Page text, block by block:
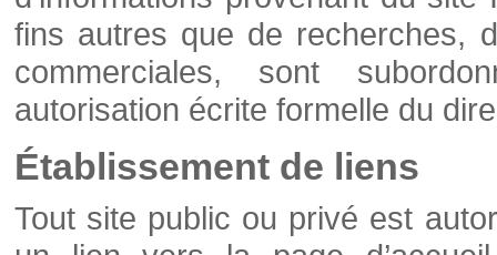
fins autres que de recherches,
commerciales, sont
autorisation écrite formelle du
Établissement de liens
Tout site public ou privé est